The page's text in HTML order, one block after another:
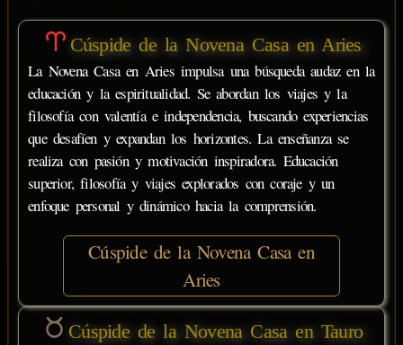
Cúspide de la Novena Casa en Aries
La Novena Casa en Aries impulsa una búsqueda audaz en la
educación y la espiritualidad. Se abordan los viajes y la
filosofía con valentía e independencia, buscando experiencias
que desafíen y expandan los horizontes. La enseñanza se
realiza con pasión y motivación inspiradora. Educación
superior, filosofía y viajes explorados con coraje y un
enfoque personal y dinámico hacia la comprensión.
Cúspide de la Novena Casa en
Aries
Cúspide de la Novena Casa en Tauro